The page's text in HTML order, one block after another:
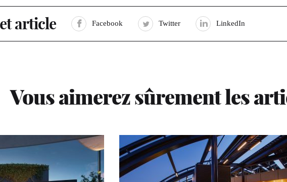
article Facebook Twitter LinkedIn
Vous aimerez sûrement les